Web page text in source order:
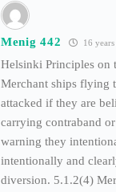
Menig 442 16 years
Helsinki Principles on
Merchant ships flying
attacked if they are
carrying contraband
warning they
intentionally and
diversion. 5.1.2(4)